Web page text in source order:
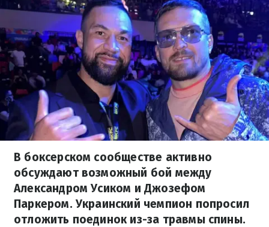
В боксерском сообществе активно
обсуждают возможный бой между
Александром Усиком и Джозефом
Паркером. Украинский чемпион попросил
отложить поединок из-за травмы спины.